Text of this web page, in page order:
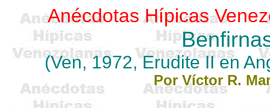
Anécdotas Hípicas
(Ven, 1972,EruditeII en
Por Víctor R.